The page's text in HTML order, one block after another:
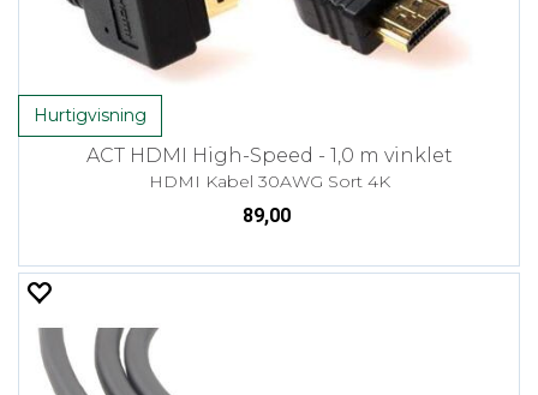
Hurtigvisning
ACT HDMI High-Speed - 1,0 m vinklet
HDMI Kabel 30AWG Sort 4K
89,00